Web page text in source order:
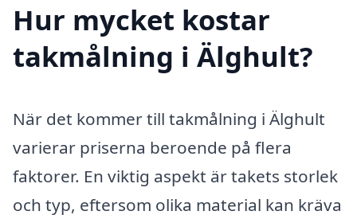
Hur mycket kostar
takmålning i Älghult?
När det kommer till takmålning i Älghult
varierar priserna beroende på flera
faktorer. En viktig aspekt är takets storlek
och typ, eftersom olika material kan kräva